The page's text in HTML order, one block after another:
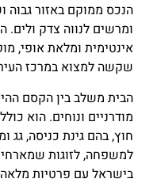
הנכס ממוקם באזור
ומרשים לנווה צדק ולים.
אינטימית ומלאת אופי,
שקשה למצוא במרכז
הבית משלב בין הקסם
חוץ, בהם גינת כניסה, גג
למשפחה, לזוגות
בישראל עם פרטיות מלאה